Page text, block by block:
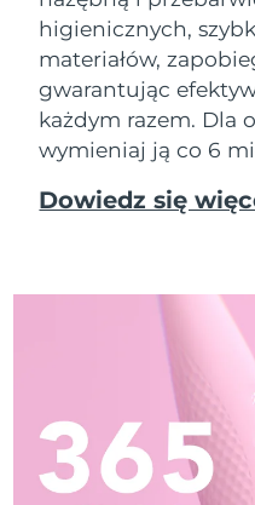
higienicznych,
materiałów,
gwarantując
każdym razem. Dla
wymieniaj ją co 6
Dowiedz się